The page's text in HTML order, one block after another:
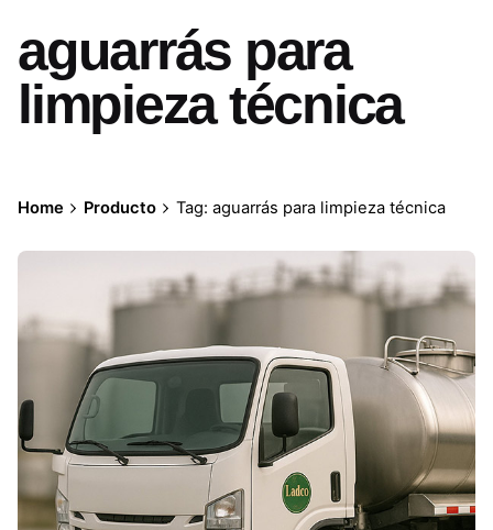
aguarrás para
limpieza técnica
Home Producto Tag: aguarrás para limpieza técnica